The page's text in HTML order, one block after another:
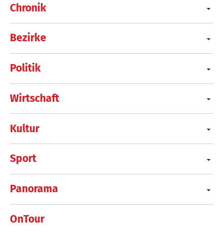
Chronik
Bezirke
Politik
Wirtschaft
Kultur
Sport
Panorama
OnTour